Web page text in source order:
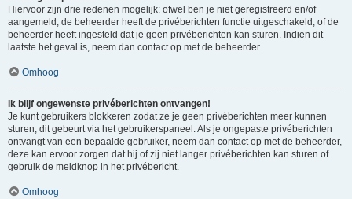
Hiervoor zijn drie redenen mogelijk: ofwel ben je niet geregistreerd en/of
aangemeld, de beheerder heeft de privéberichten functie uitgeschakeld, of de
beheerder heeft ingesteld dat je geen privéberichten kan sturen. Indien dit
laatste het geval is, neem dan contact op met de beheerder.
Omhoog
Ik blijf ongewenste privéberichten ontvangen!
Je kunt gebruikers blokkeren zodat ze je geen privéberichten meer kunnen
sturen, dit gebeurt via het gebruikerspaneel. Als je ongepaste privéberichten
ontvangt van een bepaalde gebruiker, neem dan contact op met de beheerder,
deze kan ervoor zorgen dat hij of zij niet langer privéberichten kan sturen of
gebruik de meldknop in het privébericht.
Omhoog